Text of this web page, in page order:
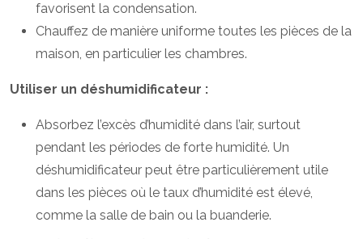
favorisent la condensation.
Chauffez de manière uniforme toutes les pièces de la
maison, en particulier les chambres.
Utiliser un déshumidificateur :
Absorbez l’excès d’humidité dans l’air, surtout
pendant les périodes de forte humidité. Un
déshumidificateur peut être particulièrement utile
dans les pièces où le taux d’humidité est élevé,
comme la salle de bain ou la buanderie.